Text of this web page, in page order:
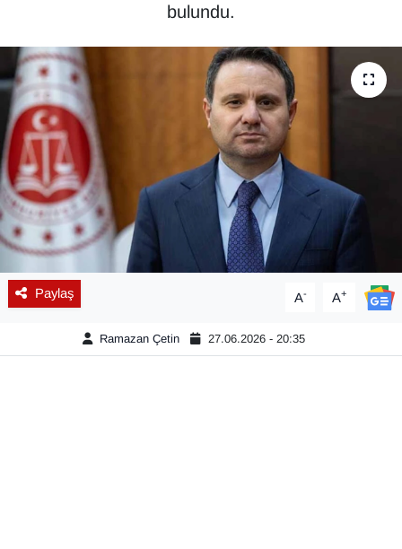
bulundu.
Paylaş A- A+
Ramazan Çetin 27.06.2026 - 20:35
EKONOMİ
Eleman
Emlak
En çok konuşulanlar
GENEL
Güncel
Gündem